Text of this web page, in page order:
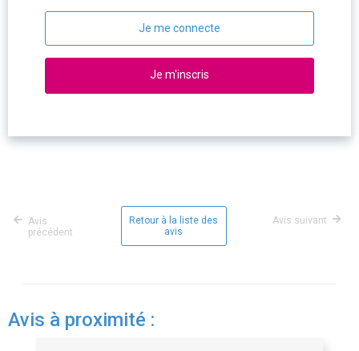
Je me connecte
Je m'inscris
Avis
précédent
Retour à la liste des
avis
Avis suivant
Avis à proximité :